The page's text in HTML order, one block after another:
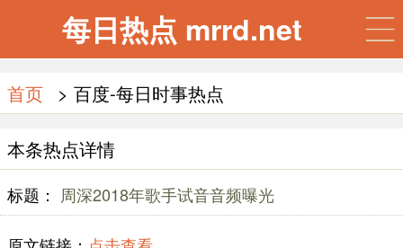
每日热点 mrrd.net
首页 > 百度-每日时事热点
本条热点详情
标题： 周深2018年歌手试音音频曝光